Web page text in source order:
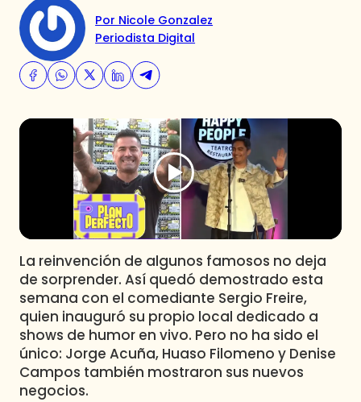
Por Nicole Gonzalez
Periodista Digital
La reinvención de algunos famosos no deja
de sorprender. Así quedó demostrado esta
semana con el comediante Sergio Freire,
quien inauguró su propio local dedicado a
shows de humor en vivo. Pero no ha sido el
único: Jorge Acuña, Huaso Filomeno y Denise
Campos también mostraron sus nuevos
negocios.
Club De La Comedia
Contigo en Directo
Plan Perfecto
El Tiempo
Sabingo
Todos Los Programas